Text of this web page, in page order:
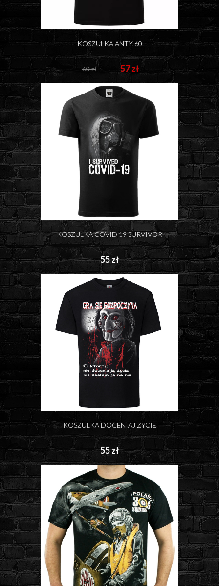
KOSZULKA ANTY 60
60 zł 57 zł
KOSZULKA COVID 19 SURVIVOR
55 zł
KOSZULKA DOCENIAJ ŻYCIE
55 zł